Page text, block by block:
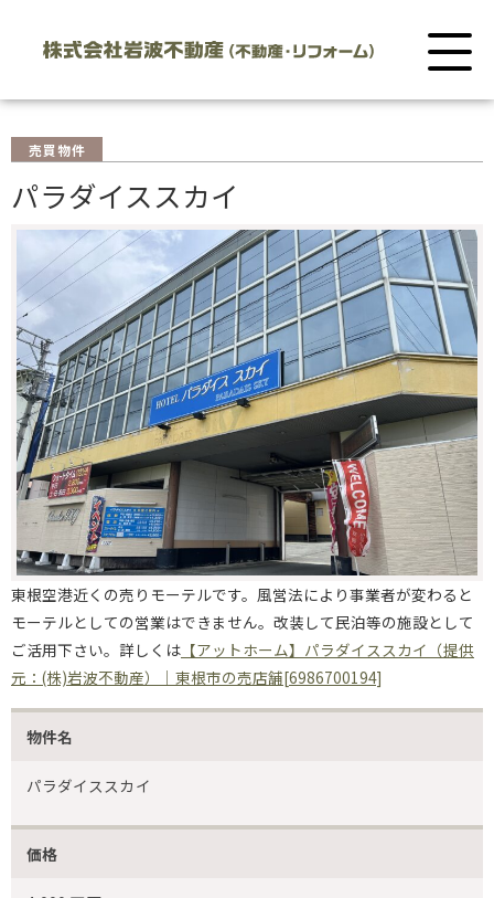
売買物件
パラダイススカイ
東根空港近くの売りモーテルです。風営法により事業者が変わると
モーテルとしての営業はできません。改装して民泊等の施設として
ご活用下さい。詳しくは 【アットホーム】パラダイススカイ（提供
元：(株)岩波不動産）｜東根市の売店舗[6986700194]
物件名
パラダイススカイ
価格